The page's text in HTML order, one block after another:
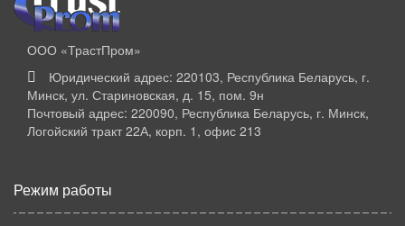
ООО «ТрастПром»
Юридический адрес: 220103, Республика Беларусь, г.
Минск, ул. Стариновская, д. 15, пом. 9н
Почтовый адрес: 220090, Республика Беларусь, г. Минск,
Логойский тракт 22А, корп. 1, офис 213
Режим работы